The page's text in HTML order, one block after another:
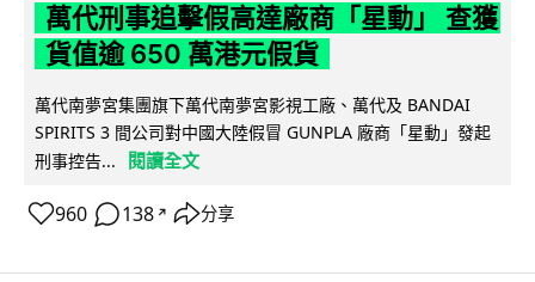
萬代刑事追擊假高達廠商「星動」 查獲
貨值逾 650 萬港元假貨
萬代南夢宮集團旗下萬代南夢宮影視工廠、萬代及 BANDAI
SPIRITS 3 間公司對中國大陸假冒 GUNPLA 廠商「星動」發起
刑事控告...
閱讀全文
960 138 ↗ 分享